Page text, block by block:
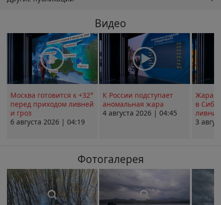
Видео
Москва готовится к +32°
перед приходом ливней
и гроз
6 августа 2026 | 04:19
К России подступает
аномальная жара
4 августа 2026 | 04:45
Жара в
в
ливни
3
Фотогалерея